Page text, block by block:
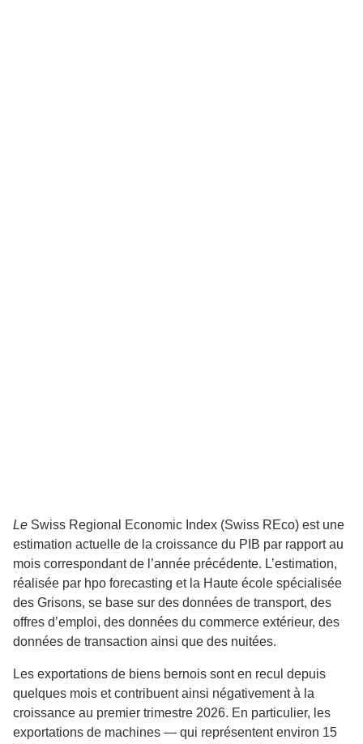
Le Swiss Regional Economic Index (Swiss REco) est une
estimation actuelle de la croissance du PIB par rapport au
mois correspondant de l’année précédente. L’estimation,
réalisée par hpo forecasting et la Haute école spécialisée
des Grisons, se base sur des données de transport, des
offres d’emploi, des données du commerce extérieur, des
données de transaction ainsi que des nuitées.
Les exportations de biens bernois sont en recul depuis
quelques mois et contribuent ainsi négativement à la
croissance au premier trimestre 2026. En particulier, les
exportations de machines — qui représentent environ 15